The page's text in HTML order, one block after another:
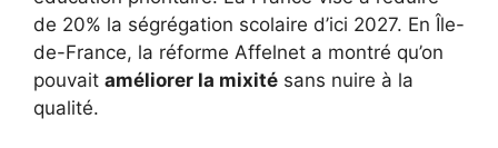
de 20% la ségrégation scolaire d’ici 2027. En Île-
de-France, la réforme Affelnet a montré qu’on
pouvait améliorer la mixité sans nuire à la
qualité.